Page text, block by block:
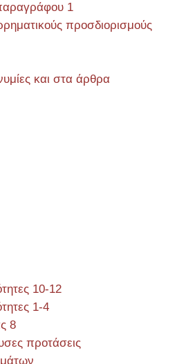
1
προσδιορισμούς
και στα άρθρα
10-12
1-4
8
προτάσεις